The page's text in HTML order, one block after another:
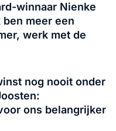
winnaar Nienke
meer een
werk met de
nog nooit onder
ons belangrijker